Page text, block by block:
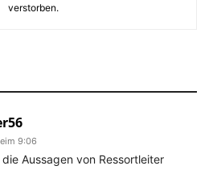
verstorben.
9:06
Aussagen von Ressortleiter